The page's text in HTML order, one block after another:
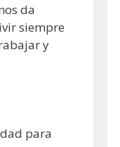
da
siempre
y
para